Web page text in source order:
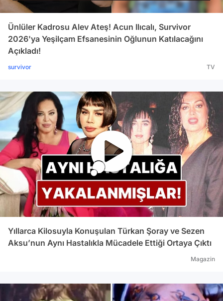
Ünlüler Kadrosu Alev Ateş! Acun Ilıcalı, Survivor
2026'ya Yeşilçam Efsanesinin Oğlunun Katılacağını
Açıkladı!
survivor TV
Yıllarca Kilosuyla Konuşulan Türkan Şoray ve Sezen
Aksu’nun Aynı Hastalıkla Mücadele Ettiği Ortaya Çıktı
Magazin